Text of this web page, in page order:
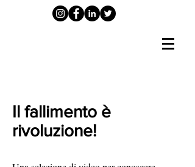
Il fallimento è
rivoluzione!